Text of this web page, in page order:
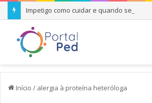
Impetigo como cuidar e quando se
Início / alergia à proteína heteróloga